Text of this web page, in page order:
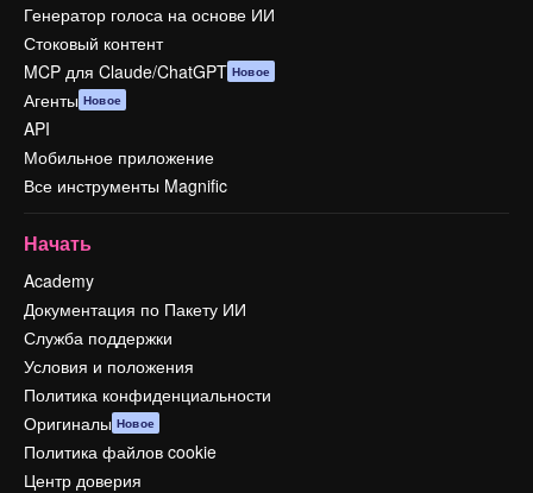
Генератор голоса на основе ИИ
Стоковый контент
MCP для Claude/ChatGPT Новое
Агенты Новое
API
Мобильное приложение
Все инструменты Magnific
Начать
Academy
Документация по Пакету ИИ
Служба поддержки
Условия и положения
Политика конфиденциальности
Оригиналы Новое
Политика файлов cookie
Центр доверия